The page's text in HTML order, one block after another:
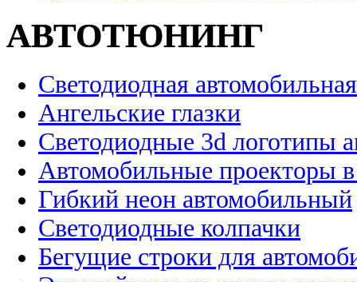
АВТОТЮНИНГ
Светодиодная
Ангельские глазки
Светодиодные 3d логотипы
Автомобильные проекторы
Гибкий неон автомобильный
Светодиодные колпачки
Бегущие строки для